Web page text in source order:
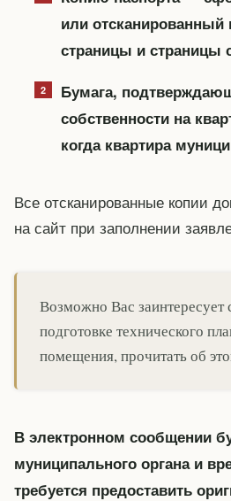
или отсканированный
страницы и страницы
Бумага,
собственности на
когда квартира
Все отсканированные копии
на сайт при заполнении
Возможно Вас заинтересует
подготовке технического
помещения, прочитать об
В электронном сообщении
муниципального органа и
требуется предоставить